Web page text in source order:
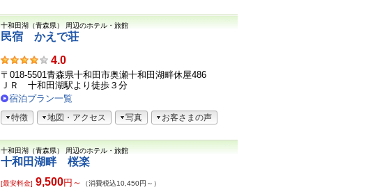
十和田湖（青森県） 周辺のホテル・旅館
民宿 かえで荘
お
客
さ
ま
声
4.0
〒018-5501青森県十和田市奥瀬十和田湖畔休屋486
ＪＲ 十和田湖駅より徒歩３分
宿泊プラン一覧
特徴 地図・アクセス 写真 お客さまの声
十和田湖（青森県） 周辺のホテル・旅館
十和田湖畔 桜楽
[最安料金] 9,500円～ （消費税込10,450円～）